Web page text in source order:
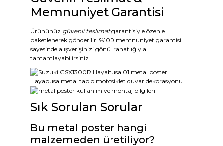
Memnuniyet Garantisi
Ürününüz güvenli teslimatgarantisiyle özenle
paketlenerek gönderilir. %100 memnuniyet garantisi
sayesinde alışverişinizi gönül rahatlığıyla
tamamlayabilirsiniz.
Sık Sorulan Sorular
Bu metal poster hangi
malzemeden üretiliyor?